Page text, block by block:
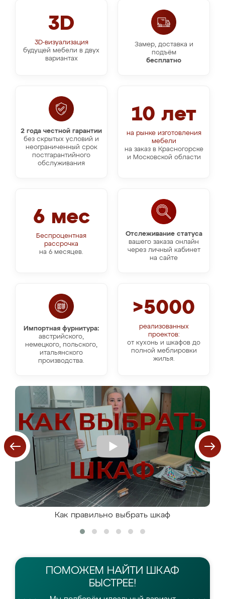
3D
3D-визуализация
будущей мебели в двух
вариантах
Замер, доставка и
подъём
бесплатно
10 лет
на рынке изготовления
мебели
на заказ в Красногорске
и Московской области
2 года честной гарантии
без скрытых условий и
неограниченный срок
постгарантийного
обслуживания
Отслеживание статуса
вашего заказа онлайн
через личный кабинет
на сайте
6 мес
Беспроцентная
рассрочка
на 6 месяцев.
Импортная фурнитура:
австрийского,
немецкого, польского,
итальянского
производства.
>5000
реализованных
проектов:
от кухонь и шкафов до
полной меблировки
жилья.
Как правильно выбрать шкаф
ПОМОЖЕМ НАЙТИ ШКАФ
БЫСТРЕЕ!